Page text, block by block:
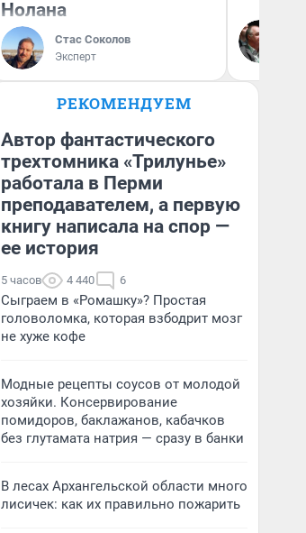
Нолана
Стас Соколов
Эксперт
РЕКОМЕНДУЕМ
Автор фантастического
трехтомника «Трилунье»
работала в Перми
преподавателем, а первую
книгу написала на спор —
ее история
5 часов 4 440 6
Сыграем в «Ромашку»? Простая
головоломка, которая взбодрит мозг
не хуже кофе
Модные рецепты соусов от молодой
хозяйки. Консервирование
помидоров, баклажанов, кабачков
без глутамата натрия — сразу в банки
В лесах Архангельской области много
лисичек: как их правильно пожарить